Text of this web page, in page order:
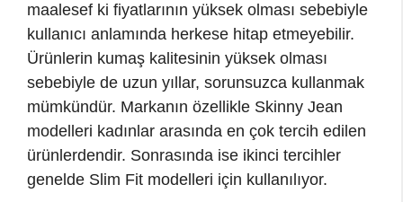
maalesef ki fiyatlarının yüksek olması sebebiyle
kullanıcı anlamında herkese hitap etmeyebilir.
Ürünlerin kumaş kalitesinin yüksek olması
sebebiyle de uzun yıllar, sorunsuzca kullanmak
mümkündür. Markanın özellikle Skinny Jean
modelleri kadınlar arasında en çok tercih edilen
ürünlerdendir. Sonrasında ise ikinci tercihler
genelde Slim Fit modelleri için kullanılıyor.